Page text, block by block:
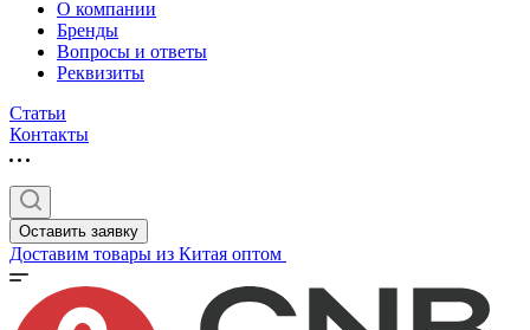
О компании
Бренды
Вопросы и ответы
Реквизиты
Статьи
Контакты
Оставить заявку
Доставим товары из Китая оптом